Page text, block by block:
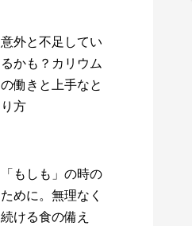
意外と不足してい
るかも？カリウム
の働きと上手なと
り方
「もしも」の時の
ために。無理なく
続ける食の備え